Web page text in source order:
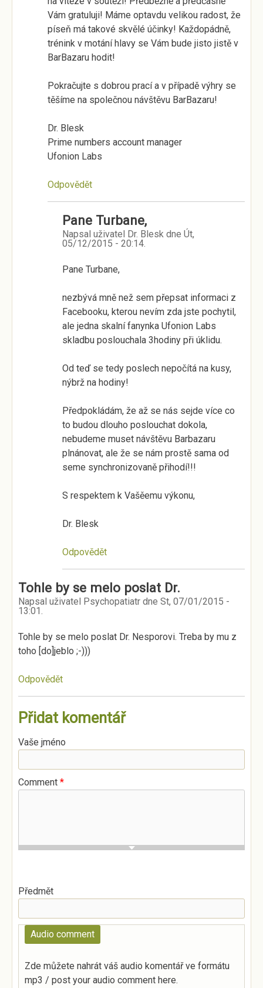
Vám gratuluji! Máme optavdu velikou radost, že
píseň má takové skvělé účinky! Každopádně,
trénink v motání hlavy se Vám bude jisto jistě v
BarBazaru hodit!
Pokračujte s dobrou prací a v případě výhry se
těšíme na společnou návštěvu BarBazaru!
Dr. Blesk
Prime numbers account manager
Ufonion Labs
Odpovědět
Pane Turbane,
Napsal uživatel Dr. Blesk dne Út,
05/12/2015 - 20:14.
Pane Turbane,
nezbývá mně než sem přepsat informaci z
Facebooku, kterou nevím zda jste pochytil,
ale jedna skalní fanynka Ufonion Labs
skladbu poslouchala 3hodiny při úklidu.
Od teď se tedy poslech nepočítá na kusy,
nýbrž na hodiny!
Předpokládám, že až se nás sejde více co
to budou dlouho poslouchat dokola,
nebudeme muset návštěvu Barbazaru
plnánovat, ale že se nám prostě sama od
seme synchronizovaně přihodí!!!
S respektem k Vašěemu výkonu,
Dr. Blesk
Odpovědět
Tohle by se melo poslat Dr.
Napsal uživatel Psychopatiatr dne St, 07/01/2015 -
13:01.
Tohle by se melo poslat Dr. Nesporovi. Treba by mu z
toho [do]jeblo ;-)))
Odpovědět
Přidat komentář
Vaše jméno
Comment *
Předmět
Audio comment
Zde můžete nahrát váš audio komentář ve formátu
mp3 / post your audio comment here.